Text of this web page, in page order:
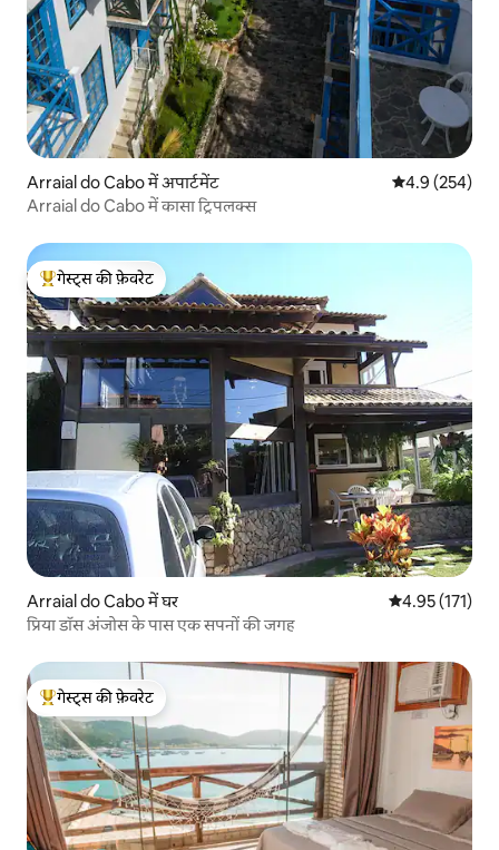
Arraial do Cabo में अपार्टमेंट औसत रेटिंग 5 में
4.9 (254)
Arraial do Cabo में कासा ट्रिपलक्स
गेस्ट्स का टॉप फ़ेवरेट
गेस्ट्स की फ़ेवरेट
Arraial do Cabo में घर औसत रेटिंग 5 में से
4.95 (171)
प्रिया डॉस अंजोस के पास एक सपनों की जगह
गेस्ट्स का टॉप फ़ेवरेट
गेस्ट्स की फ़ेवरेट